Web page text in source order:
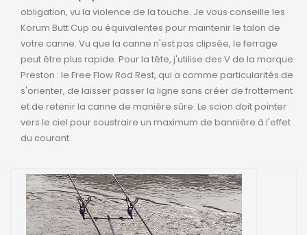
obligation, vu la violence de la touche. Je vous conseille les
Korum Butt Cup ou équivalentes pour maintenir le talon de
votre canne. Vu que la canne n'est pas clipsée, le ferrage
peut être plus rapide. Pour la tête, j'utilise des V de la marque
Preston : le Free Flow Rod Rest, qui a comme particularités de
s'orienter, de laisser passer la ligne sans créer de frottement
et de retenir la canne de manière sûre. Le scion doit pointer
vers le ciel pour soustraire un maximum de bannière à l'effet
du courant.